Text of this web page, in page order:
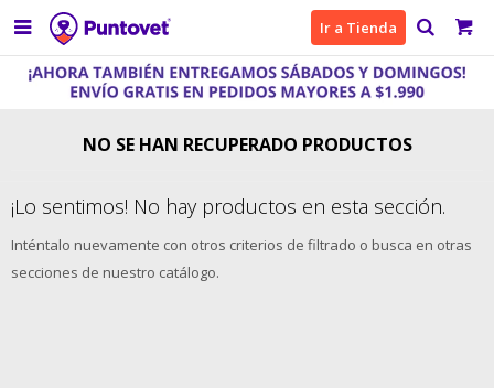
 Ir a Tienda
NO SE HAN RECUPERADO PRODUCTOS
¡Lo sentimos! No hay productos en esta sección.
Inténtalo nuevamente con otros criterios de filtrado o busca en otras
secciones de nuestro catálogo.